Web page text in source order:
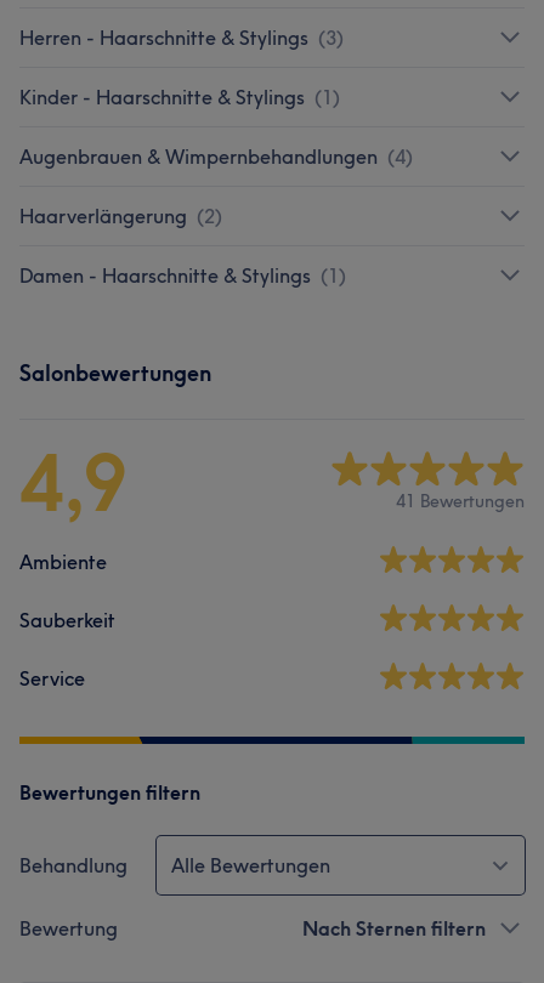
Herren - Haarschnitte & Stylings (3)
Kinder - Haarschnitte & Stylings (1)
Augenbrauen & Wimpernbehandlungen (4)
Haarverlängerung (2)
Damen - Haarschnitte & Stylings (1)
Salonbewertungen
4,9 41 Bewertungen
Ambiente
Sauberkeit
Service
Bewertungen filtern
Behandlung Alle Bewertungen
Bewertung Nach Sternen filtern